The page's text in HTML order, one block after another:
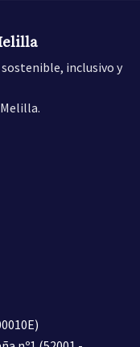
de
inclusivo y